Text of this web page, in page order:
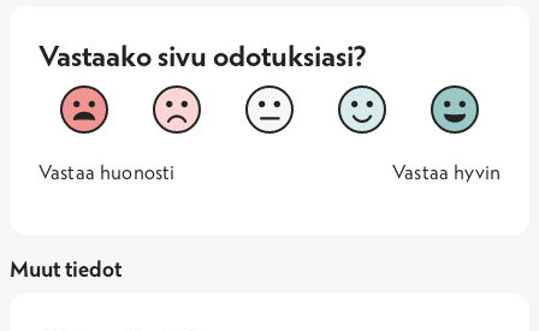
Vastaako sivu odotuksiasi?
Vastaako sivu odotuksiasi?
1
Vastaa huonosti
2 3 4
5
Vastaa
1 -
Vastaa huonosti
— 5 -
Vastaa hyvin
Muut tiedot